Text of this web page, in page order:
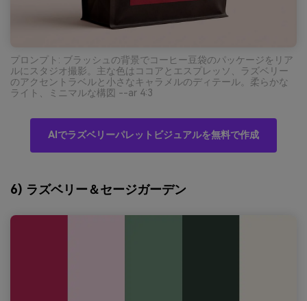
プロンプト: ブラッシュの背景でコーヒー豆袋のパッケージをリア
ルにスタジオ撮影。主な色はココアとエスプレッソ、ラズベリー
のアクセントラベルと小さなキャラメルのディテール。柔らかな
ライト、ミニマルな構図 --ar 4:3
AIでラズベリーパレットビジュアルを無料で作成
6) ラズベリー＆セージガーデン